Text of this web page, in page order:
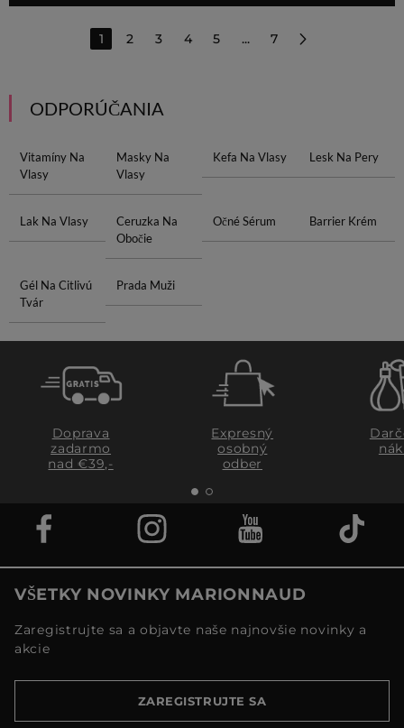
1 2 3 4 5 ... 7
ODPORÚČANIA
Vitamíny Na
Vlasy
Masky Na
Vlasy
Kefa Na Vlasy Lesk Na Pery
Lak Na Vlasy
Ceruzka Na
Obočie
Očné Sérum Barrier Krém
Gél Na Citlivú
Tvár
Prada Muži
Doprava
zadarmo
nad €39,-
Expresný
osobný
odber
VŠETKY NOVINKY MARIONNAUD
Zaregistrujte sa a objavte naše najnovšie novinky a
akcie
ZAREGISTRUJTE SA